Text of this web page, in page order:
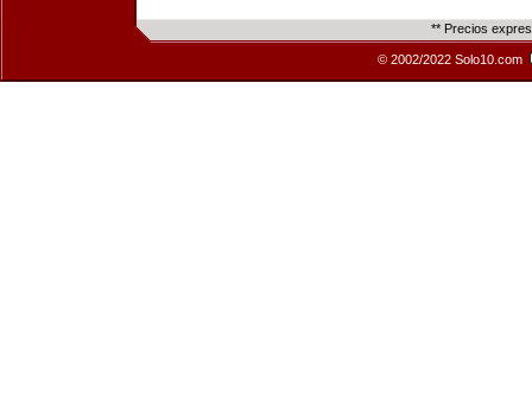
** Precios
© 2002/2022 Solo10.com